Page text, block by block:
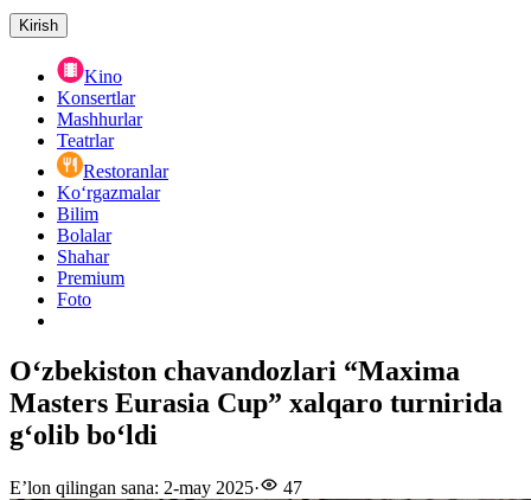
Kirish
Kino
Konsertlar
Mashhurlar
Teatrlar
Restoranlar
Ko‘rgazmalar
Bilim
Bolalar
Shahar
Premium
Foto
O‘zbekiston chavandozlari “Maxima
Masters Eurasia Cup” xalqaro turnirida
g‘olib bo‘ldi
E’lon qilingan sana: 2-may 2025· 47